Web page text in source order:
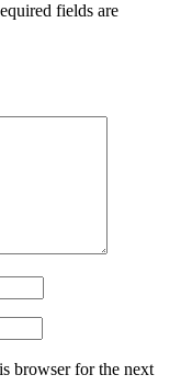
fields are
browser for the next